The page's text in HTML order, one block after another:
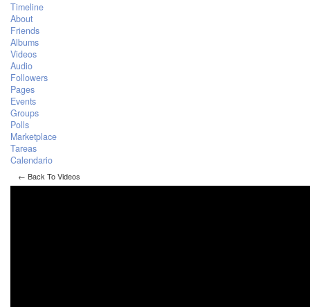
Timeline
About
Friends
Albums
Videos
Audio
Followers
Pages
Events
Groups
Polls
Marketplace
Tareas
Calendario
← Back To Videos